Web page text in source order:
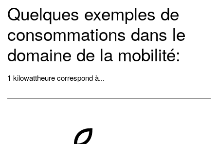
Quelques exemples de
consommations dans le
domaine de la mobilité:
1 kilowattheure correspond à...